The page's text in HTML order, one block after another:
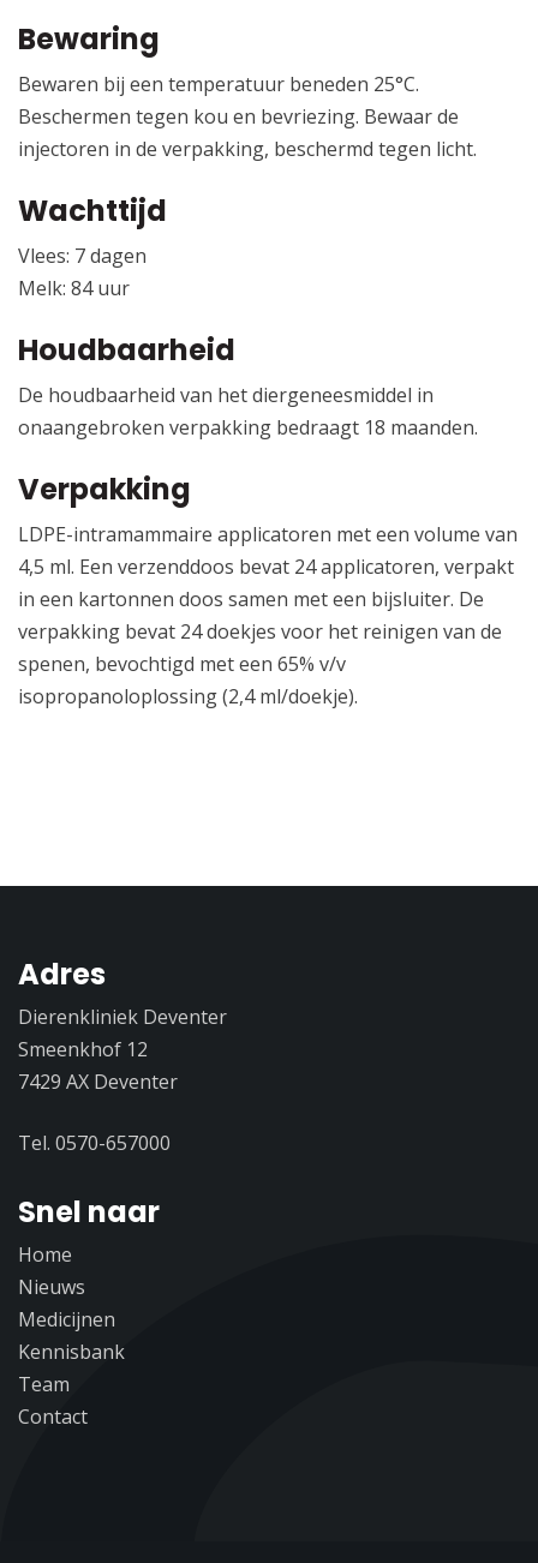
Bewaring
Bewaren bij een temperatuur beneden 25°C.
Beschermen tegen kou en bevriezing. Bewaar de
injectoren in de verpakking, beschermd tegen licht.
Wachttijd
Vlees: 7 dagen
Melk: 84 uur
Houdbaarheid
De houdbaarheid van het diergeneesmiddel in
onaangebroken verpakking bedraagt 18 maanden.
Verpakking
LDPE-intramammaire applicatoren met een volume van
4,5 ml. Een verzenddoos bevat 24 applicatoren, verpakt
in een kartonnen doos samen met een bijsluiter. De
verpakking bevat 24 doekjes voor het reinigen van de
spenen, bevochtigd met een 65% v/v
isopropanoloplossing (2,4 ml/doekje).
Adres
Dierenkliniek Deventer
Smeenkhof 12
7429 AX Deventer
Tel. 0570-657000
Snel naar
Home
Nieuws
Medicijnen
Kennisbank
Team
Contact